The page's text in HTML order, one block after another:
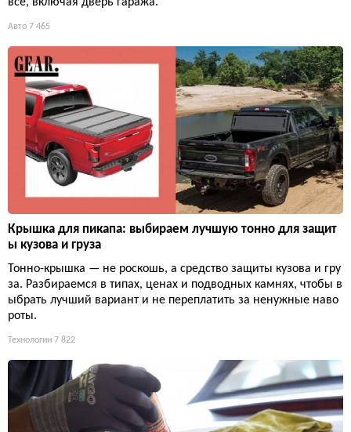
Авто 7 465
Крышка для пикапа: выбираем лучшую тонно для защит
ы кузова и груза
Тонно-крышка — не роскошь, а средство защиты кузова и гру
за. Разбираемся в типах, ценах и подводных камнях, чтобы в
ыбрать лучший вариант и не переплатить за ненужные наво
роты.
Технологии 7 822